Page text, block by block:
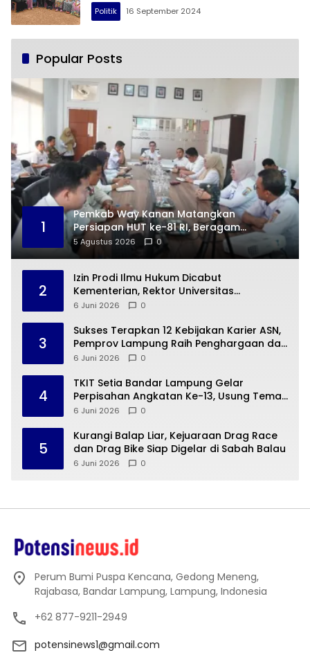
Politik 16 September 2024
Popular Posts
1
Pemkab Way Kanan Matangkan
Persiapan HUT ke-81 RI, Beragam
Kegiatan Siap Digelar
5 Agustus 2026 0
2
Izin Prodi Ilmu Hukum Dicabut
Kementerian, Rektor Universitas
Sjakhyakirti Jamin Nasib Mahasiswa
6 Juni 2026 0
3
Sukses Terapkan 12 Kebijakan Karier ASN,
Pemprov Lampung Raih Penghargaan dari
BKN
6 Juni 2026 0
4
TKIT Setia Bandar Lampung Gelar
Perpisahan Angkatan Ke-13, Usung Tema
Alam Semesta
6 Juni 2026 0
5
Kurangi Balap Liar, Kejuaraan Drag Race
dan Drag Bike Siap Digelar di Sabah Balau
6 Juni 2026 0
Perum Bumi Puspa Kencana, Gedong Meneng,
Rajabasa, Bandar Lampung, Lampung, Indonesia
+62 877-9211-2949
potensinews1@gmail.com